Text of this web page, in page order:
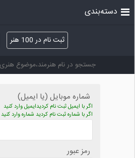
ثبت نام در 100 هنر
دسته‌بندی
شماره موبایل (یا ایمیل)
اگر با ایمیل ثبت نام کردیدایمیل وارد کنید
اگر با شماره ثبت نام کردید شماره وارد کنید 9129876543
رمز عبور